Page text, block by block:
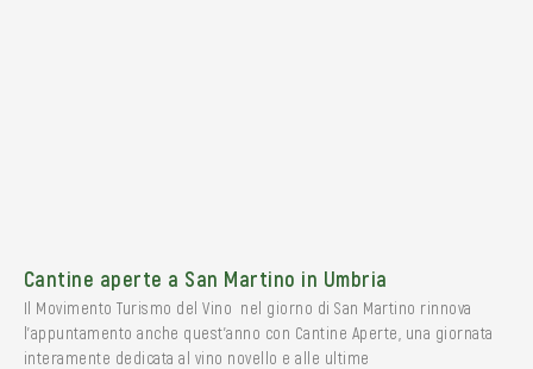
Cantine aperte a San Martino in Umbria
Il Movimento Turismo del Vino nel giorno di San Martino rinnova
l’appuntamento anche quest’anno con Cantine Aperte, una giornata
interamente dedicata al vino novello e alle ultime